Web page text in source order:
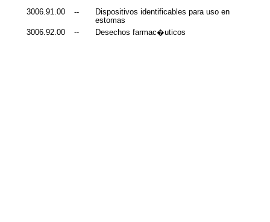
3006.91.00 --
Dispositivos identificables para uso en
estomas
3006.92.00
-- Desechos farmac�uticos